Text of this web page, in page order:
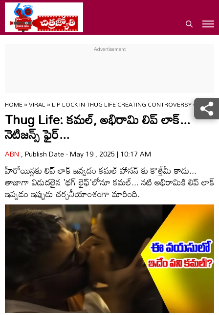
HOME»VIRAL»LIP LOCK IN THUG LIFE CREATING CONTROVERSY OM
Thug Life: కమల్, అభిరామి లిప్ లాక్...
నెటిజన్స్ ఫైర్...
ABN, Publish Date - May 19 , 2025 | 10:17 AM
హీరోయిన్లకు లిప్ లాక్ ఇవ్వడం కమల్ హాసన్ కు కొత్తేమీ కాదు...
తాజాగా విడుదలైన 'థగ్ లైఫ్'లోనూ కమల్... నటి అభిరామికి లిప్ లాక్
ఇవ్వడం ఇప్పుడు చర్చనీయాంశంగా మారింది.